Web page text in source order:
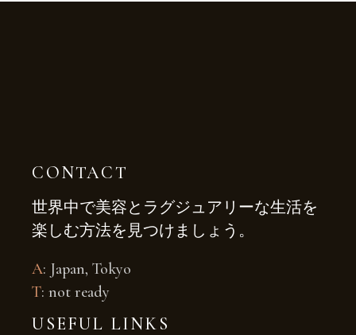
CONTACT
世界中で美容とラグジュアリーな生活を
楽しむ方法を見つけましょう。
A: Japan, Tokyo
T: not ready
USEFUL LINKS